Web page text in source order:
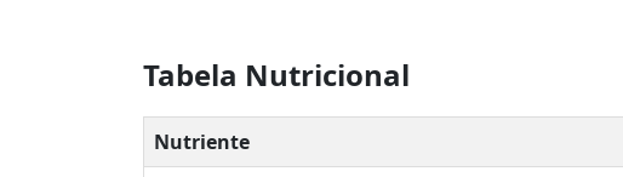
Tabela Nutricional
Nutriente